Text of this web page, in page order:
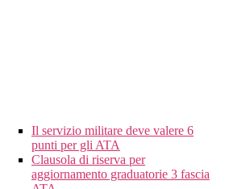
Il servizio militare deve valere 6
punti per gli ATA
Clausola di riserva per
aggiornamento graduatorie 3 fascia